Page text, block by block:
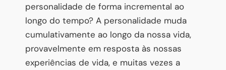
personalidade de forma incremental ao
longo do tempo? A personalidade muda
cumulativamente ao longo da nossa vida,
provavelmente em resposta às nossas
experiências de vida, e muitas vezes a